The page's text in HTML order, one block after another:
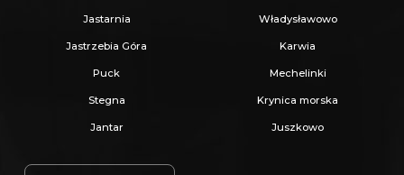
Jastarnia Władysławowo
Jastrzebia Góra Karwia
Puck Mechelinki
Stegna Krynica morska
Jantar Juszkowo